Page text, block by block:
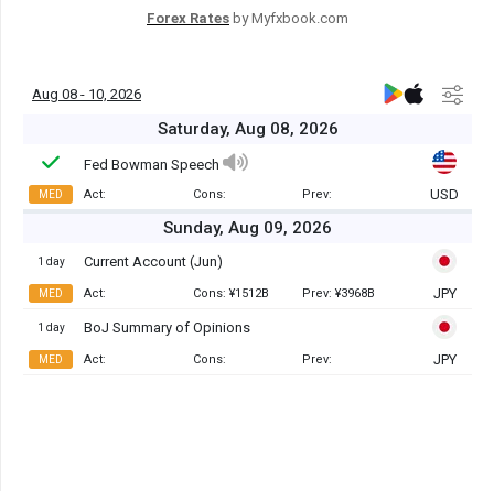
Forex Rates by Myfxbook.com